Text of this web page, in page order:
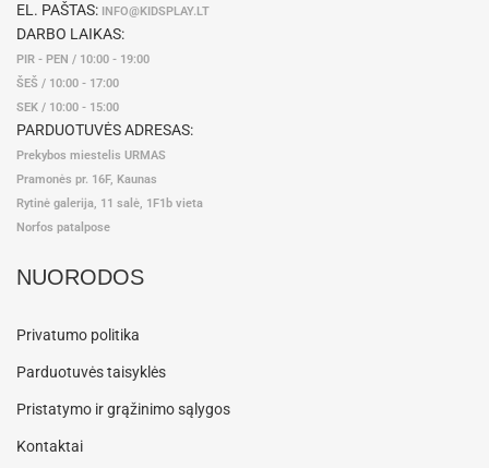
EL. PAŠTAS: INFO@KIDSPLAY.LT
DARBO LAIKAS:
PIR - PEN / 10:00 - 19:00
ŠEŠ / 10:00 - 17:00
SEK / 10:00 - 15:00
PARDUOTUVĖS ADRESAS:
Prekybos miestelis URMAS
Pramonės pr. 16F, Kaunas
Rytinė galerija, 11 salė, 1F1b vieta
Norfos patalpose
NUORODOS
Privatumo politika
Parduotuvės taisyklės
Pristatymo ir grąžinimo sąlygos
Kontaktai